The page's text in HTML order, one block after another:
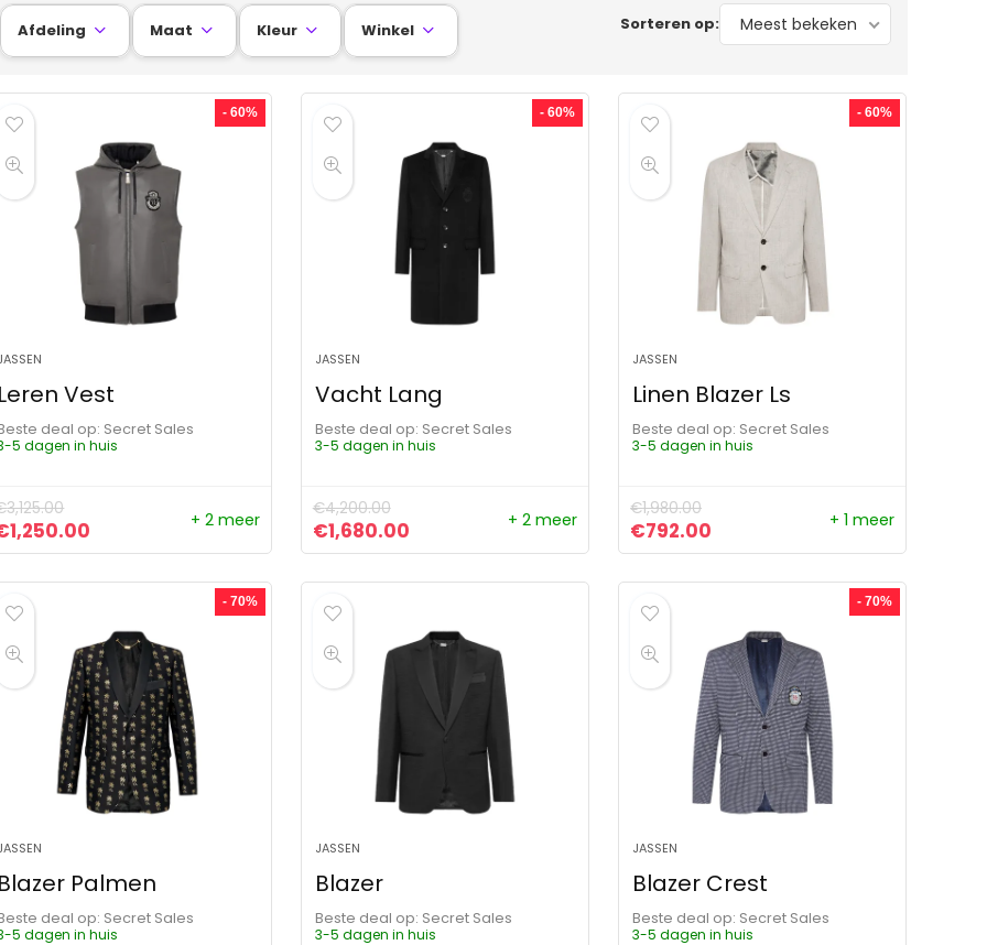
Sorteren op: Meest bekeken
Afdeling  Maat  Kleur  Winkel 
- 60%
Vest
deal op:
Secret Sales
5 dagen in huis
3,125.00
prijs was: €3,125.00.
1,250.00 Huidige prijs is: €1,250.00.
+ 2 meer
- 60%
JASSEN
Vacht Lang
Beste deal op:
Secret Sales
3-5 dagen in huis
€4,200.00
Oorspronkelijke prijs was: €4,200.00.
€1,680.00Huidige prijs is: €1,680.00.
+ 2 meer
- 60%
JASSEN
Linen Blazer Ls
Beste deal op:
Secret Sales
3-5 dagen in huis
€1,980.00
Oorspronkelijke prijs was:
€792.00 Huidige prijs is: €792.00.
+ 1 meer
- 70%
Palmen
deal op:
Secret Sales
5 dagen in huis
JASSEN
Blazer
Beste deal op:
Secret Sales
3-5 dagen in huis
- 70%
JASSEN
Blazer Crest
Beste deal op:
Secret Sales
3-5 dagen in huis